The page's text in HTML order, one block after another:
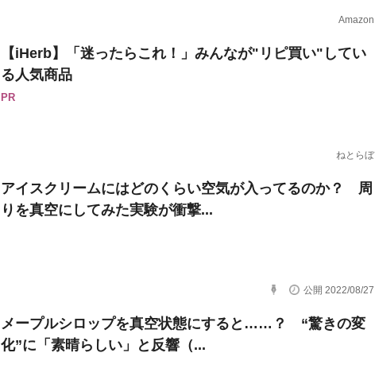
Amazon
【iHerb】「迷ったらこれ！」みんなが"リピ買い"してい
る人気商品
PR
ねとらぼ
アイスクリームにはどのくらい空気が入ってるのか？ 周
りを真空にしてみた実験が衝撃...
公開 2022/08/27
メープルシロップを真空状態にすると……？ “驚きの変
化”に「素晴らしい」と反響（...